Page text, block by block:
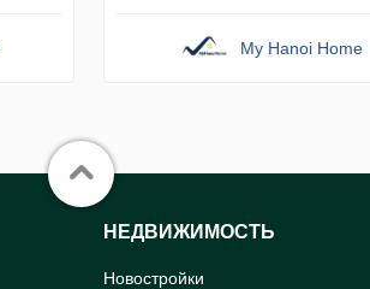
My Hanoi Home
НЕДВИЖИМОСТЬ
Новостройки